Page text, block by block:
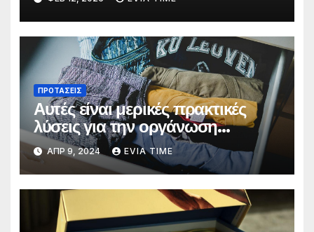
ΜΑΡΤΙΟΥ
ΠΡΟΤΑΣΕΙΣ
Αυτές είναι μερικές πρακτικές
λύσεις για την οργάνωση
ντουλαπιών στο σπίτι
ΑΠΡ 9, 2024 EVIA TIME